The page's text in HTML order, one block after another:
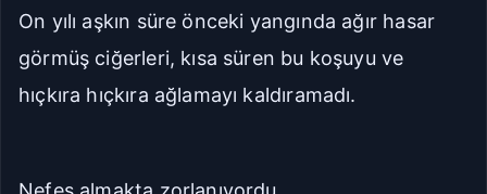
On yılı aşkın süre önceki yangında ağır hasar
görmüş ciğerleri, kısa süren bu koşuyu ve
hıçkıra hıçkıra ağlamayı kaldıramadı.